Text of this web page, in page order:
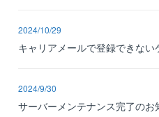
2024/10/29
キャリアメールで登録できな
2024/9/30
サーバーメンテナンス完了のお